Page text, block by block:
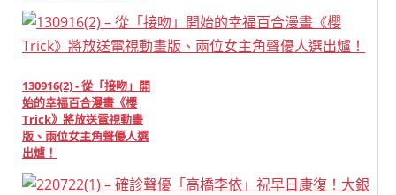
130916(2) - 從「接吻」開
始的幸福百合漫畫《櫻
Trick》將放送電視動畫
版、兩位女主角聲優人選
出爐！